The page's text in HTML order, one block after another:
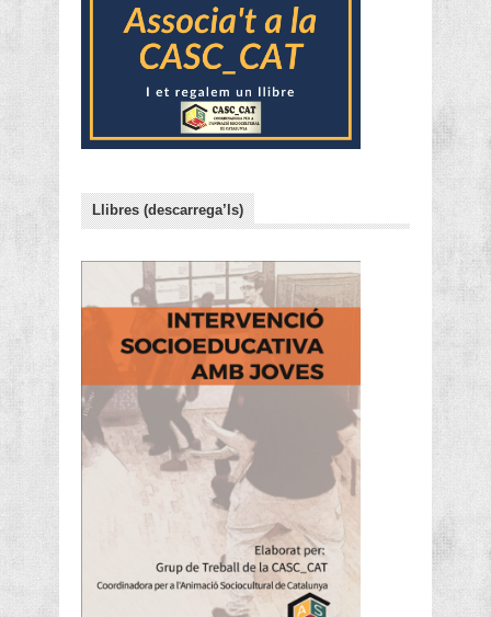
Llibres (descarrega’ls)